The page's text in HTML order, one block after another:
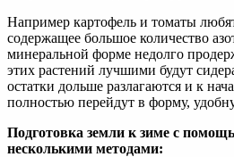
Например картофель и томаты
содержащее большое количество
минеральной форме недолго
этих растений лучшими будут
остатки дольше разлагаются и к
полностью перейдут в форму,
Подготовка земли к зиме с
несколькими методами: